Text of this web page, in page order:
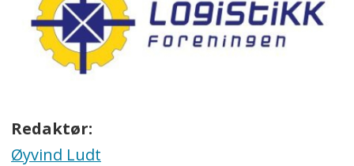
Redaktør:
Øyvind Ludt